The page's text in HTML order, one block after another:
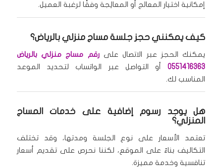
إمكانية اختيار المعالج أو المعالِجة وفقًا لرغبة العميل.
كيف يمكنني حجز جلسة مساج منزلي بالرياض؟
يمكنك الحجز عبر الاتصال علىرقم مساج منزلي بالرياض
0551416363أو التواصل عبر الواتساب لتحديد الموعد
المناسب لك.
هل يوجد رسوم إضافية على خدمات المساج
المنزلي؟
تعتمد الأسعار على نوع الجلسة ومدتها، وقد تختلف
التكاليف بناءً على الموقع، لكننا نحرص على تقديم أسعار
تنافسية وخدمة مميزة.